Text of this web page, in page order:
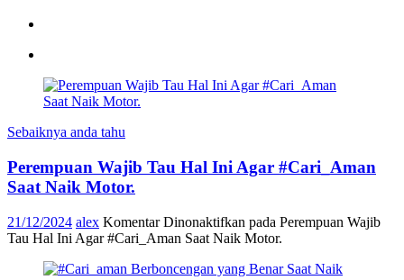
Sebaiknya anda tahu
Perempuan Wajib Tau Hal Ini Agar #Cari_Aman
Saat Naik Motor.
21/12/2024 alex Komentar Dinonaktifkan pada Perempuan Wajib
Tau Hal Ini Agar #Cari_Aman Saat Naik Motor.